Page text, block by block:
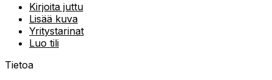
Kirjoita juttu
Lisää kuva
Yritystarinat
Luo tili
Tietoa